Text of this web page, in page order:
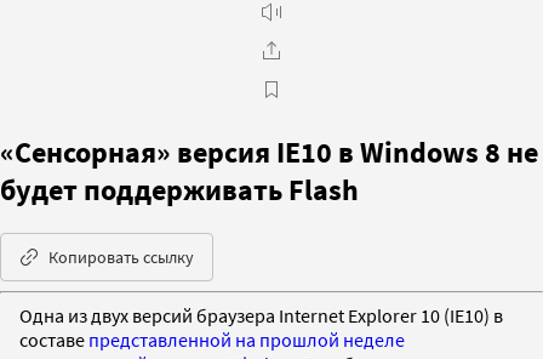
«Сенсорная» версия IE10 в Windows 8 не
будет поддерживать Flash
Копировать ссылку
Одна из двух версий браузера Internet Explorer 10 (IE10) в
составе представленной на прошлой неделе